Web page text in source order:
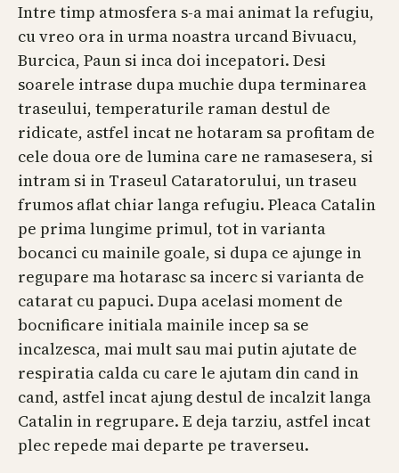
Intre timp atmosfera s-a mai animat la refugiu,
cu vreo ora in urma noastra urcand Bivuacu,
Burcica, Paun si inca doi incepatori. Desi
soarele intrase dupa muchie dupa terminarea
traseului, temperaturile raman destul de
ridicate, astfel incat ne hotaram sa profitam de
cele doua ore de lumina care ne ramasesera, si
intram si in Traseul Cataratorului, un traseu
frumos aflat chiar langa refugiu. Pleaca Catalin
pe prima lungime primul, tot in varianta
bocanci cu mainile goale, si dupa ce ajunge in
regupare ma hotarasc sa incerc si varianta de
catarat cu papuci. Dupa acelasi moment de
bocnificare initiala mainile incep sa se
incalzesca, mai mult sau mai putin ajutate de
respiratia calda cu care le ajutam din cand in
cand, astfel incat ajung destul de incalzit langa
Catalin in regrupare. E deja tarziu, astfel incat
plec repede mai departe pe traverseu.